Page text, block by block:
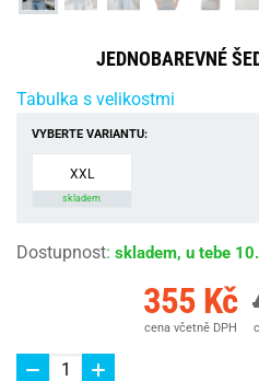
JEDNOBAREVNÉ
Tabulka s velikostmi
VYBERTE VARIANTU:
XXL
skladem
Dostupnost: skladem, u tebe
355 Kč
cena včetně DPH